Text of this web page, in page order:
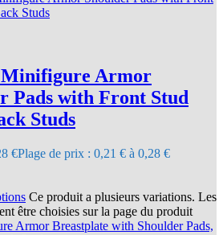
Minifigure Armor
Pads with Front Stud
Studs
€Plage de prix : 0,21 € à 0,28 €
Ce produit a plusieurs variations. Les
être choisies sur la page du produit